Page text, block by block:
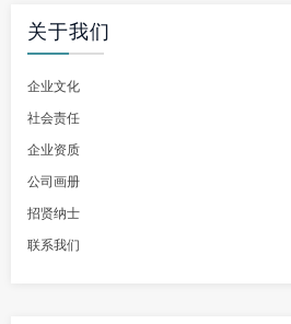
关于我们
企业文化
社会责任
企业资质
公司画册
招贤纳士
联系我们